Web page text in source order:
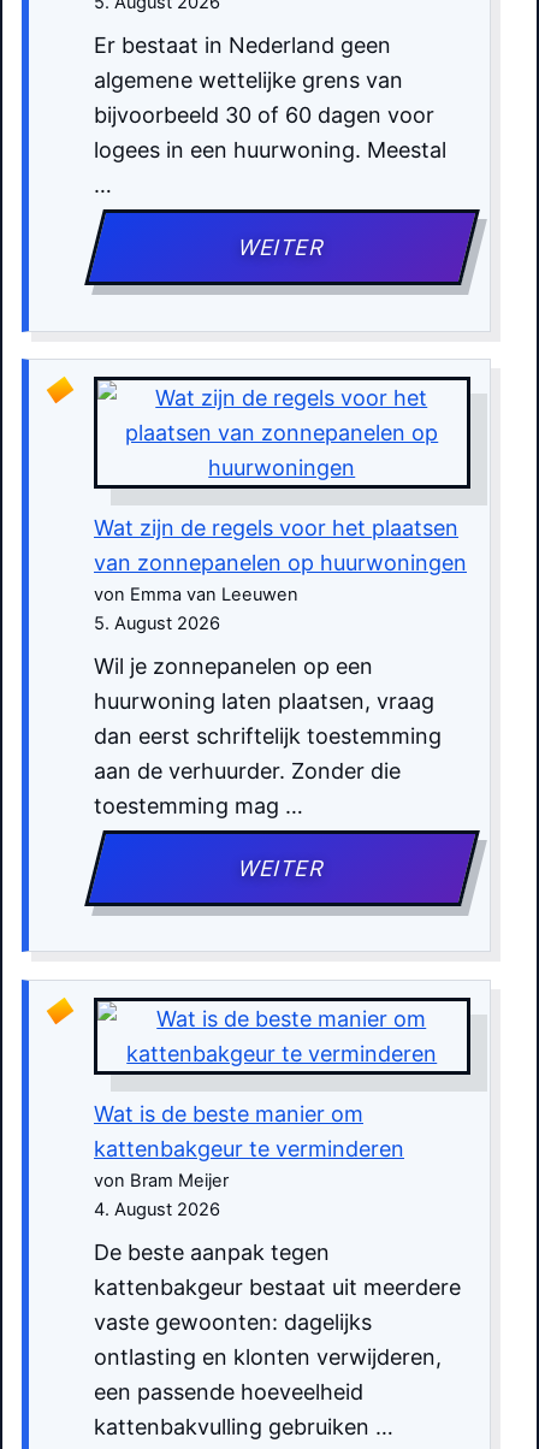
Er bestaat in Nederland geen
algemene wettelijke grens van
bijvoorbeeld 30 of 60 dagen voor
logees in een huurwoning. Meestal
…
WEITER
Wat zijn de regels voor het plaatsen
van zonnepanelen op huurwoningen
von Emma van Leeuwen
5. August 2026
Wil je zonnepanelen op een
huurwoning laten plaatsen, vraag
dan eerst schriftelijk toestemming
aan de verhuurder. Zonder die
toestemming mag …
WEITER
Wat is de beste manier om
kattenbakgeur te verminderen
von Bram Meijer
4. August 2026
De beste aanpak tegen
kattenbakgeur bestaat uit meerdere
vaste gewoonten: dagelijks
ontlasting en klonten verwijderen,
een passende hoeveelheid
kattenbakvulling gebruiken …